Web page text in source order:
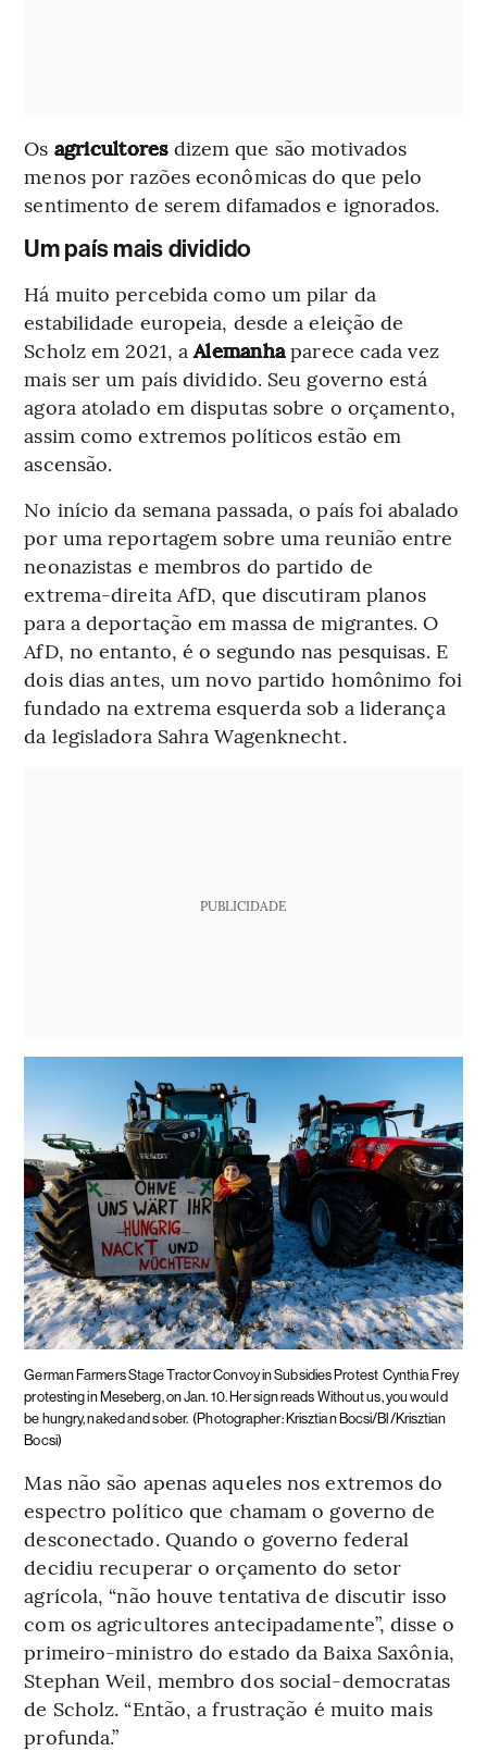
Os agricultoresdizem que são motivados
menos por razões econômicas do que pelo
sentimento de serem difamados e ignorados.
Um país mais dividido
Há muito percebida como um pilar da
estabilidade europeia, desde a eleição de
Scholz em 2021, aAlemanhaparece cada vez
mais ser um país dividido. Seu governo está
agora atolado em disputas sobre o orçamento,
assim como extremos políticos estão em
ascensão.
No início da semana passada, o país foi abalado
por uma reportagem sobre uma reunião entre
neonazistas e membros do partido de
extrema-direita AfD, que discutiram planos
para a deportação em massa de migrantes. O
AfD, no entanto, é o segundo nas pesquisas. E
dois dias antes, um novo partido homônimo foi
fundado na extrema esquerda sob a liderança
da legisladora Sahra Wagenknecht.
PUBLICIDADE
German Farmers Stage Tractor Convoy in Subsidies Protest Cynthia Frey
protesting in Meseberg, on Jan. 10. Her sign reads Without us, you would
be hungry, naked and sober. (Photographer: Krisztian Bocsi/Bl/Krisztian
Bocsi)
Mas não são apenas aqueles nos extremos do
espectro político que chamam o governo de
desconectado. Quando o governo federal
decidiu recuperar o orçamento do setor
agrícola, “não houve tentativa de discutir isso
com os agricultores antecipadamente”, disse o
primeiro-ministro do estado da Baixa Saxônia,
Stephan Weil, membro dos social-democratas
de Scholz. “Então, a frustração é muito mais
profunda.”